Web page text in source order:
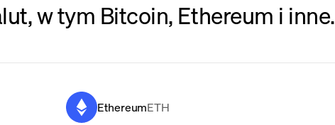
w tym Bitcoin, Ethereum i inne.
EthereumETH